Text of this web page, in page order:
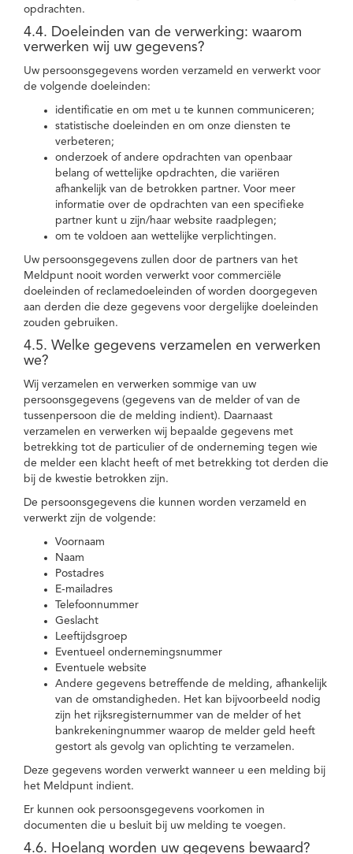
opdrachten.
4.4. Doeleinden van de verwerking: waarom
verwerken wij uw gegevens?
Uw persoonsgegevens worden verzameld en verwerkt voor
de volgende doeleinden:
identificatie en om met u te kunnen communiceren;
statistische doeleinden en om onze diensten te
verbeteren;
onderzoek of andere opdrachten van openbaar
belang of wettelijke opdrachten, die variëren
afhankelijk van de betrokken partner. Voor meer
informatie over de opdrachten van een specifieke
partner kunt u zijn/haar website raadplegen;
om te voldoen aan wettelijke verplichtingen.
Uw persoonsgegevens zullen door de partners van het
Meldpunt nooit worden verwerkt voor commerciële
doeleinden of reclamedoeleinden of worden doorgegeven
aan derden die deze gegevens voor dergelijke doeleinden
zouden gebruiken.
4.5. Welke gegevens verzamelen en verwerken
we?
Wij verzamelen en verwerken sommige van uw
persoonsgegevens (gegevens van de melder of van de
tussenpersoon die de melding indient). Daarnaast
verzamelen en verwerken wij bepaalde gegevens met
betrekking tot de particulier of de onderneming tegen wie
de melder een klacht heeft of met betrekking tot derden die
bij de kwestie betrokken zijn.
De persoonsgegevens die kunnen worden verzameld en
verwerkt zijn de volgende:
Voornaam
Naam
Postadres
E-mailadres
Telefoonnummer
Geslacht
Leeftijdsgroep
Eventueel ondernemingsnummer
Eventuele website
Andere gegevens betreffende de melding, afhankelijk
van de omstandigheden. Het kan bijvoorbeeld nodig
zijn het rijksregisternummer van de melder of het
bankrekeningnummer waarop de melder geld heeft
gestort als gevolg van oplichting te verzamelen.
Deze gegevens worden verwerkt wanneer u een melding bij
het Meldpunt indient.
Er kunnen ook persoonsgegevens voorkomen in
documenten die u besluit bij uw melding te voegen.
4.6. Hoelang worden uw gegevens bewaard?